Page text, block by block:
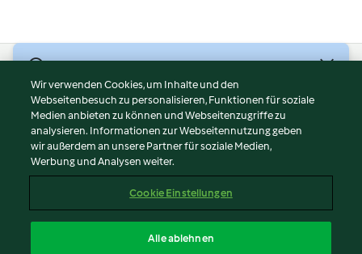
Nutzungsbedingungen
Datenschutzrichtlinien
Disclaimer
Impressum
Inhalt melden
Wir verwenden Cookies, um Inhalte und den
Webseitenbesuch zu personalisieren, Funktionen für soziale
Medien anbieten zu können und Webseitenzugriffe zu
analysieren. Informationen zur Webseitennutzung geben
wir außerdem an unsere Partner für soziale Medien,
Werbung und Analysen weiter.
Cookie Einstellungen
Alle ablehnen